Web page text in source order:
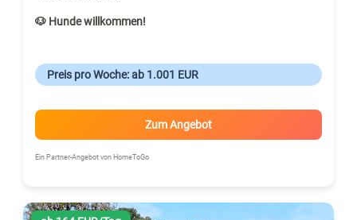
🐶 Hunde willkommen!
Preis pro Woche: ab 1.001 EUR
Zum Angebot
Ein Partner-Angebot von HomeToGo